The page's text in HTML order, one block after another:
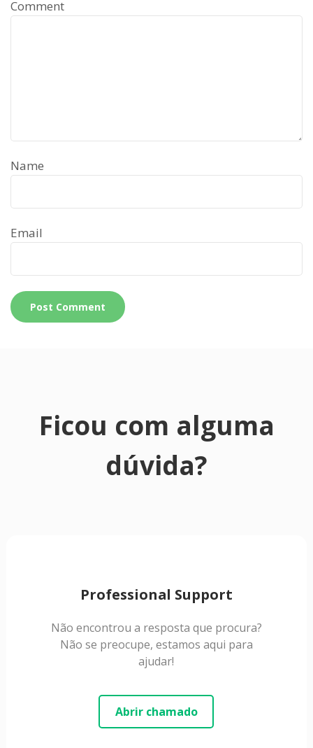
Comment
Name
Email
Ficou com alguma
dúvida?
Professional Support
Não encontrou a resposta que procura?
Não se preocupe, estamos aqui para
ajudar!
Abrir chamado